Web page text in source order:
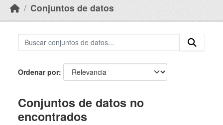
Conjuntos de datos
Ordenar por
Conjuntos de datos no
encontrados